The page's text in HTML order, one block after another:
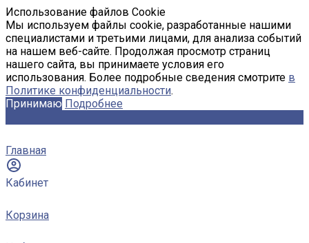
Использование файлов Cookie
Мы используем файлы cookie, разработанные нашими
специалистами и третьими лицами, для анализа событий
на нашем веб-сайте. Продолжая просмотр страниц
нашего сайта, вы принимаете условия его
использования. Более подробные сведения смотрите в
Политике конфиденциальности.
Принимаю Подробнее
Главная
Кабинет
Корзина